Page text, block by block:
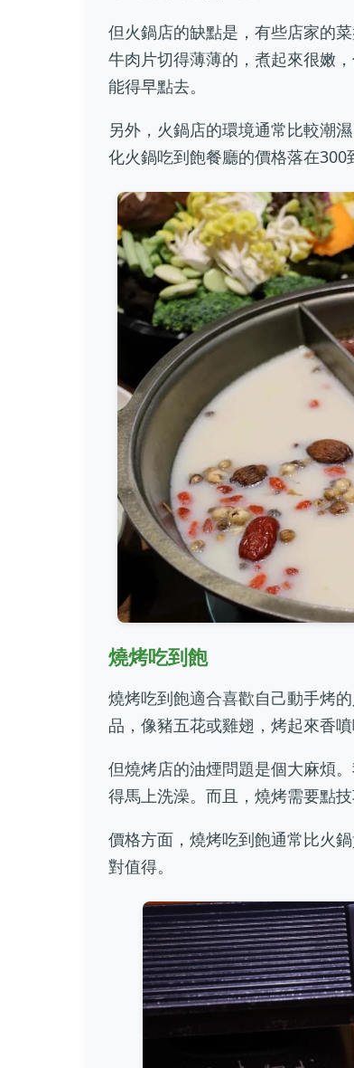
但火鍋店的缺點是，有些店家的
牛肉片切得薄薄的，煮起來很嫩
能得早點去。
另外，火鍋店的環境通常比較潮
化火鍋吃到飽餐廳的價格落在300
燒烤吃到飽
燒烤吃到飽適合喜歡自己動手烤
品，像豬五花或雞翅，烤起來香
但燒烤店的油煙問題是個大麻煩
得馬上洗澡。而且，燒烤需要點
價格方面，燒烤吃到飽通常比火
對值得。